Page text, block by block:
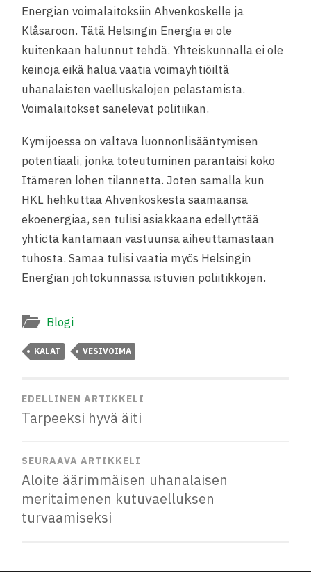
Energian voimalaitoksiin Ahvenkoskelle ja
Klåsaroon. Tätä Helsingin Energia ei ole
kuitenkaan halunnut tehdä. Yhteiskunnalla ei ole
keinoja eikä halua vaatia voimayhtiöiltä
uhanalaisten vaelluskalojen pelastamista.
Voimalaitokset sanelevat politiikan.
Kymijoessa on valtava luonnonlisääntymisen
potentiaali, jonka toteutuminen parantaisi koko
Itämeren lohen tilannetta. Joten samalla kun
HKL hehkuttaa Ahvenkoskesta saamaansa
ekoenergiaa, sen tulisi asiakkaana edellyttää
yhtiötä kantamaan vastuunsa aiheuttamastaan
tuhosta. Samaa tulisi vaatia myös Helsingin
Energian johtokunnassa istuvien poliitikkojen.
Blogi
KALAT VESIVOIMA
EDELLINEN ARTIKKELI
Tarpeeksi hyvä äiti
SEURAAVA ARTIKKELI
Aloite äärimmäisen uhanalaisen
meritaimenen kutuvaelluksen
turvaamiseksi